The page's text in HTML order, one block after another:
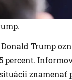
Trump
percent.
znamenať